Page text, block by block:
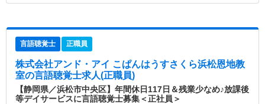
言語聴覚士 正職員
株式会社アンド・アイ こぱんはうすさくら浜松恩地教
室の言語聴覚士求人(正職員)
【静岡県／浜松市中央区】年間休日117日＆残業少なめ♪放課後
等デイサービスに言語聴覚士募集＜正社員＞